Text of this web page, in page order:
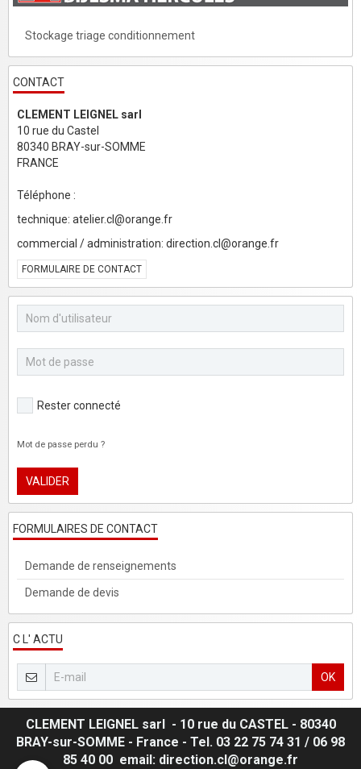
Stockage triage conditionnement
CONTACT
CLEMENT LEIGNEL sarl
10 rue du Castel
80340 BRAY-sur-SOMME
FRANCE
Téléphone :
technique: atelier.cl@orange.fr
commercial / administration: direction.cl@orange.fr
FORMULAIRE DE CONTACT
Rester connecté
Mot de passe perdu ?
VALIDER
FORMULAIRES DE CONTACT
Demande de renseignements
Demande de devis
C L' ACTU
OK
CLEMENT LEIGNEL sarl - 10 rue du CASTEL - 80340
BRAY-sur-SOMME - France - Tel. 03 22 75 74 31 / 06 98
85 40 00 email: direction.cl@orange.fr